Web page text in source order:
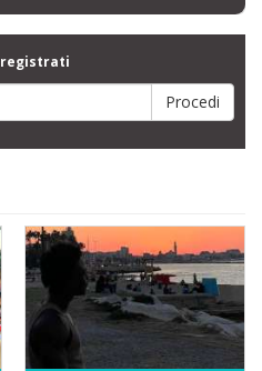
registrati